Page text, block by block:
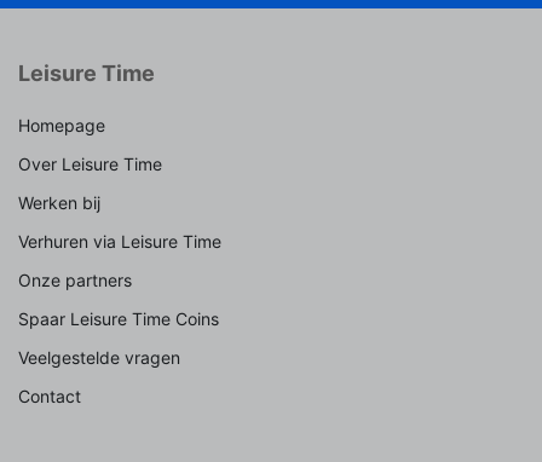
Leisure Time
Homepage
Over Leisure Time
Werken bij
Verhuren via Leisure Time
Onze partners
Spaar Leisure Time Coins
Veelgestelde vragen
Contact